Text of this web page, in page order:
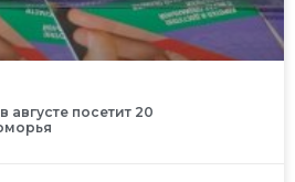
посетит 20